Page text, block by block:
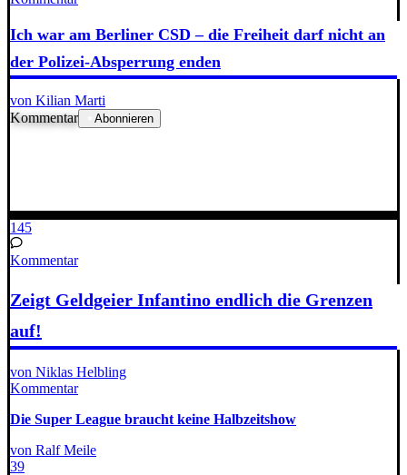
Ich war am Berliner CSD – die Freiheit darf nicht an
der Polizei-Absperrung enden
von Kilian Marti
Kommentar
Abonnieren
145
Kommentar
Zeigt Geldgeier Infantino endlich die Grenzen
auf!
von Niklas Helbling
Kommentar
Die Super League braucht keine Halbzeitshow
von Ralf Meile
39